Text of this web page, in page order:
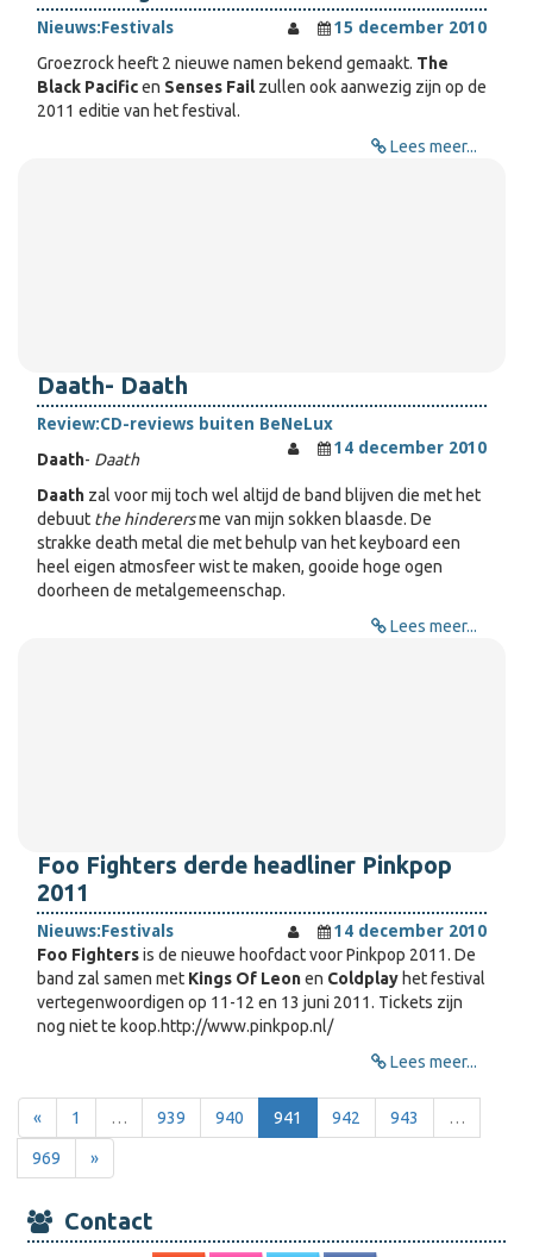
Nieuws:Festivals
15 december 2010
Groezrock heeft 2 nieuwe namen bekend gemaakt. The
Black Pacificen Senses Failzullen ook aanwezig zijn op de
2011 editie van het festival.
Lees meer...
Daath- Daath
Review:CD-reviews buiten BeNeLux
14 december 2010
Daath- Daath
Daath zal voor mij toch wel altijd de band blijven die met het
debuut the hinderersme van mijn sokken blaasde. De
strakke death metal die met behulp van het keyboard een
heel eigen atmosfeer wist te maken, gooide hoge ogen
doorheen de metalgemeenschap.
Lees meer...
Foo Fighters derde headliner Pinkpop
2011
Nieuws:Festivals
14 december 2010
Foo Fightersis de nieuwe hoofdact voor Pinkpop 2011. De
band zal samen met Kings Of Leonen Coldplay het festival
vertegenwoordigen op 11-12 en 13 juni 2011. Tickets zijn
nog niet te koop.http://www.pinkpop.nl/
Lees meer...
« 1 … 939 940 941 942 943 …
969 »
Contact